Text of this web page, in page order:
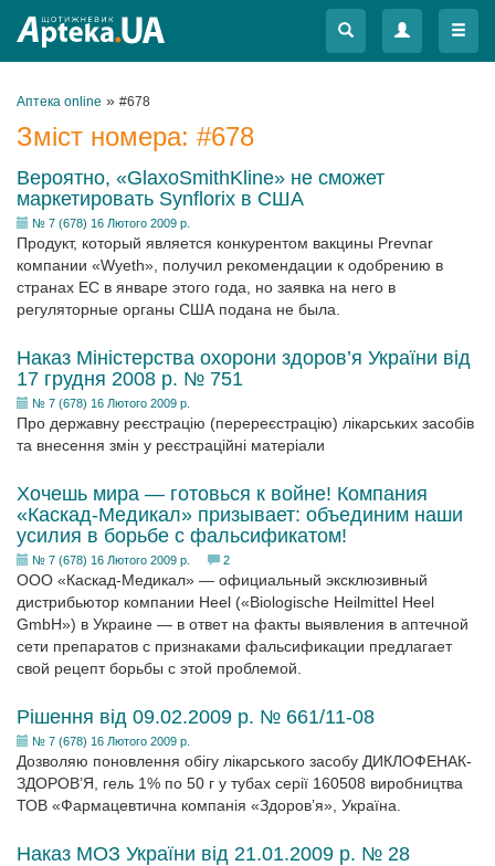
Меню
Меню
Аптека online » #678
Зміст номера: #678
Вероятно, «GlaxoSmithKline» не сможет
маркетировать Synflorix в США
№ 7 (678) 16 Лютого 2009 р.
Продукт, который является конкурентом вакцины Prevnar
компании «Wyeth», получил рекомендации к одобрению в
странах ЕС в январе этого года, но заявка на него в
регуляторные органы США подана не была.
Наказ Міністерства охорони здоров’я України від
17 грудня 2008 р. № 751
№ 7 (678) 16 Лютого 2009 р.
Про державну реєстрацію (перереєстрацію) лікарських засобів
та внесення змін у реєстраційні матеріали
Хочешь мира — готовься к войне! Компания
«Каскад-Медикал» призывает: объединим наши
усилия в борьбе с фальсификатом!
№ 7 (678) 16 Лютого 2009 р. 2
ООО «Каскад-Медикал» — официальный эксклюзивный
дистрибьютор компании Нееl («Biologische Heilmittel Heel
GmbH») в Украине — в ответ на факты выявления в аптечной
сети препаратов с признаками фальсификации предлагает
свой рецепт борьбы с этой проблемой.
Рішення від 09.02.2009 р. № 661/11-08
№ 7 (678) 16 Лютого 2009 р.
Дозволяю поновлення обігу лікарського засобу ДИКЛОФЕНАК-
ЗДОРОВ’Я, гель 1% по 50 г у тубах серії 160508 виробництва
ТОВ «Фармацевтична компанія «Здоров’я», Україна.
Наказ МОЗ України від 21.01.2009 р. № 28